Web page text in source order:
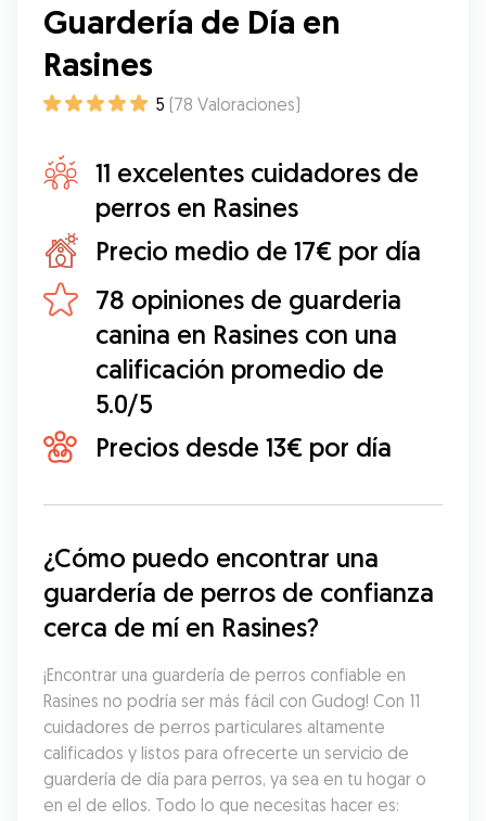
Guardería de Día en
Rasines
5 (78 Valoraciones)
11 excelentes cuidadores de
perros en Rasines
Precio medio de 17€ por día
78 opiniones de guarderia
canina en Rasines con una
calificación promedio de
5.0/5
Precios desde 13€ por día
¿Cómo puedo encontrar una
guardería de perros de confianza
cerca de mí en Rasines?
¡Encontrar una guardería de perros confiable en
Rasines no podría ser más fácil con Gudog! Con 11
cuidadores de perros particulares altamente
calificados y listos para ofrecerte un servicio de
guardería de día para perros, ya sea en tu hogar o
en el de ellos. Todo lo que necesitas hacer es: